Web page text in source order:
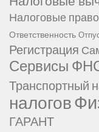
Налоговые
Ответственность
Регистрация
Сервисы
Транспортный
налогов
ГАРАНТ